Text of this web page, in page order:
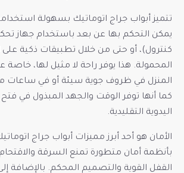
تتميز أبواب جراج اتوماتيك بسهولة
يمكن التحكم بها عن بعد باستخدام جهاز
كنترول)، أو حتى من خلال تطبيقات ذكية على
المحمولة. هذا يوفر راحة لا مثيل لها، خاصة
المنزل في ظروف جوية سيئة أو في ساعات
كما أنها توفر الوقت والجهد المبذول في فتح
اليدوية التقليدية.
الأمان هو أحد أبرز مميزات أبواب جراج
بأنظمة أمان متطورة تمنع السرقة
القفل القوية والتصميم المحكم. بالإضافة